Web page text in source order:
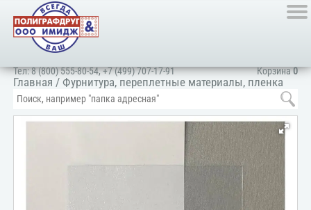
Корзина0
Тел:8 (800) 555-80-54,+7 (499) 707-17-91
Главная /Фурнитура, переплетные материалы, пленка
ПВХ, картон/Пленка ПВХ/